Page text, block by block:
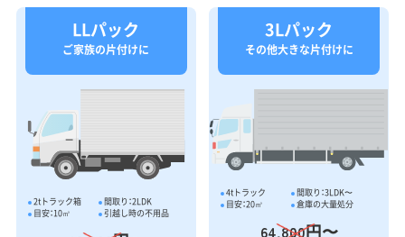
LLパック
ご家族の片付けに
2tトラック箱
間取り：2LDK
目安：10㎥
引越し時の不用品
3Lパック
その他大きな片付けに
4tトラック
間取り：3LDK〜
目安：20㎥
倉庫の大量処分
64,800円〜